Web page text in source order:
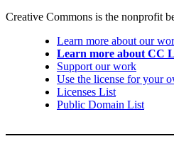
Creative Commons is the nonprofit
Learn more about our
Learn more about CC
Support our work
Use the license for your
Licenses List
Public Domain List